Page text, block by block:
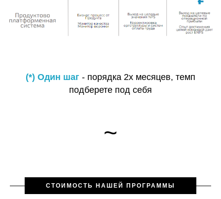
(*) Один шаг - порядка 2х месяцев, темп
подберете под себя
~
СТОИМОСТЬ НАШЕЙ ПРОГРАММЫ